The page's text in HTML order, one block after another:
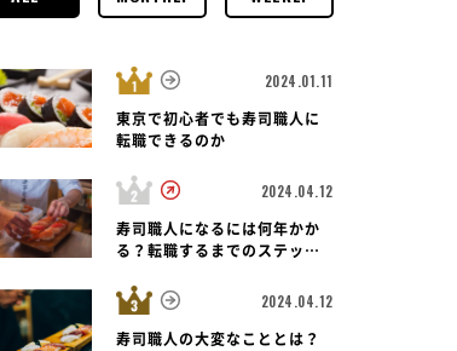
寿司職人 東京都 新宿区
立ち寿司横丁 新宿西口
2024.01.11
東京で初心者でも寿司職人に
転職できるのか
2024.04.12
寿司職人になるには何年かか
る？転職するまでのステップ
2024.04.12
寿司職人の大変なこととは？